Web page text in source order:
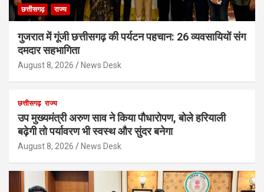
छत्तीसगढ़ राज्य
गुजरात में गूंजी छत्तीसगढ़ की पर्यटन पहचान: 26 व्यवसायियों संग
दमदार सहभागिता
August 8, 2026 News Desk
छत्तीसगढ़ राज्य
उप मुख्यमंत्री अरुण साव ने किया पौधारोपण, बोले हरियाली
बढ़ेगी तो पर्यावरण भी स्वस्थ और सुंदर बनेगा
August 8, 2026 News Desk